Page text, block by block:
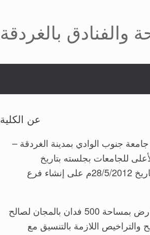
والفنادق بالغردقة
عن الكلية
لسنة 2018م والصادر بتاريخ 7/2/2018م على إنشاء فرع جامعة جنوب الوادي بمدينة الغردقة –
للجامعات بجلسته بتاريخ
6/7/2013م بإنشاء كليات فرع الجامعة بالغردقة بعد موافقة مجلس جامعة جنوب الوادي بجلسته رقم (186) بتاريخ 28/5/2012م على إنشاء فرع
الجدير بالذكر أنه تم موافقة السيد محافظ البحر الاحمر بالقرار رقم (518) لسنة 2012م على تخصيص قطعة ارض بمساحة 500 فدان بالمجان لصالح
والتراخيص اللازمة بالتنسيق مع